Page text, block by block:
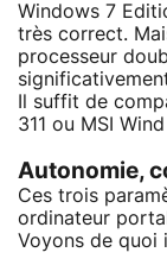
Windows 7
très correct.
processeur
Il suffit de
311 ou MSI
Autonomie,
Ces trois
ordinateur
Voyons de quoi